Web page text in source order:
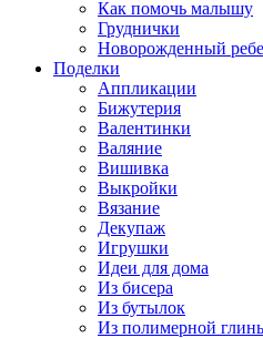
Как помочь малышу
Груднички
Новорожденный
Поделки
Аппликации
Бижутерия
Валентинки
Валяние
Вишивка
Выкройки
Вязание
Декупаж
Игрушки
Идеи для дома
Из бисера
Из бутылок
Из полимерной